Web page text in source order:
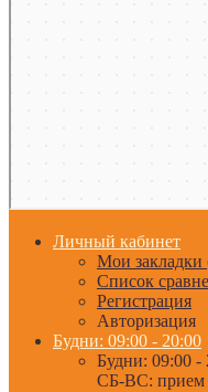
Личный кабинет
Мои закладки
Список
Регистрация
Авторизация
Будни: 09:00 - 20:00
Будни: 09:00 -
СБ-ВС: прием